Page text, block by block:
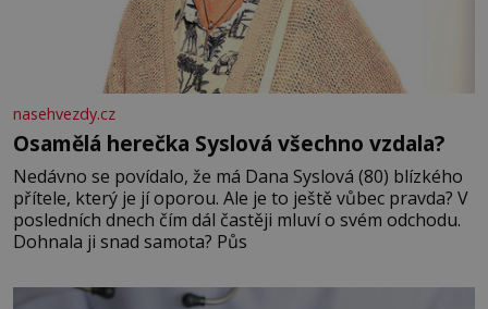
nasehvezdy.cz
Osamělá herečka Syslová všechno vzdala?
Nedávno se povídalo, že má Dana Syslová (80) blízkého
přítele, který je jí oporou. Ale je to ještě vůbec pravda? V
posledních dnech čím dál častěji mluví o svém odchodu.
Dohnala ji snad samota? Půs